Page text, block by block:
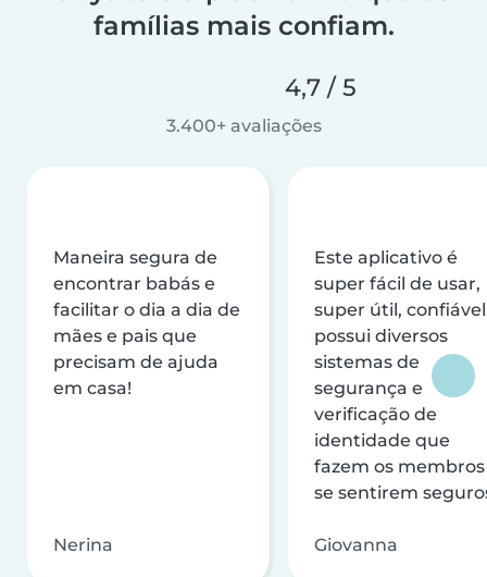
famílias mais confiam.
4,7 / 5
3.400+ avaliações
Maneira segura de
encontrar babás e
facilitar o dia a dia de
mães e pais que
precisam de ajuda
em casa!
Nerina
Este aplicativo é
super fácil de usar,
super útil,
possui diversos
sistemas de
segurança e
verificação de
identidade que
fazem os membros
se sentirem
Giovanna